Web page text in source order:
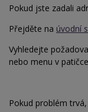
Pokud jste zadali
Přejděte na úvodní
Vyhledejte
nebo menu v
Pokud problém trvá,